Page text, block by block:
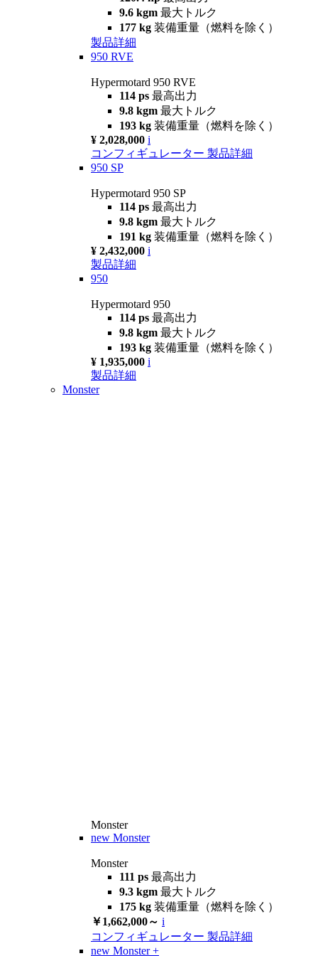
9.6 kgm 最大トルク
177 kg 装備重量（燃料を除く）
製品詳細
950 RVE
Hypermotard 950 RVE
114 ps 最高出力
9.8 kgm 最大トルク
193 kg 装備重量（燃料を除く）
¥ 2,028,000 i
コンフィギュレーター 製品詳細
950 SP
Hypermotard 950 SP
114 ps 最高出力
9.8 kgm 最大トルク
191 kg 装備重量（燃料を除く）
¥ 2,432,000 i
製品詳細
950
Hypermotard 950
114 ps 最高出力
9.8 kgm 最大トルク
193 kg 装備重量（燃料を除く）
¥ 1,935,000 i
製品詳細
Monster
Monster
new Monster
Monster
111 ps 最高出力
9.3 kgm 最大トルク
175 kg 装備重量（燃料を除く）
￥1,662,000～ i
コンフィギュレーター 製品詳細
new Monster +